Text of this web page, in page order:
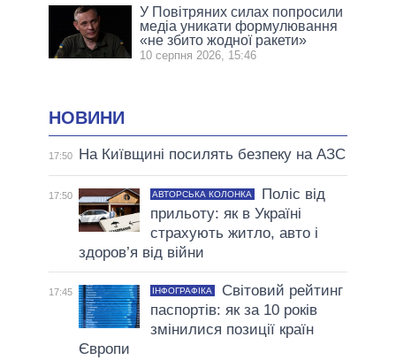
У Повітряних силах попросили
медіа уникати формулювання
«не збито жодної ракети»
10 серпня 2026, 15:46
НОВИНИ
17:50 На Київщині посилять безпеку на АЗС
17:50 АВТОРСЬКА КОЛОНКА
Поліс від
прильоту: як в Україні
страхують житло, авто і
здоров’я від війни
17:45 ІНФОГРАФІКА
Світовий рейтинг
паспортів: як за 10 років
змінилися позиції країн
Європи